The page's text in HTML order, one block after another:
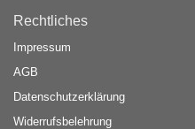
Rechtliches
Impressum
AGB
Datenschutzerklärung
Widerrufsbelehrung